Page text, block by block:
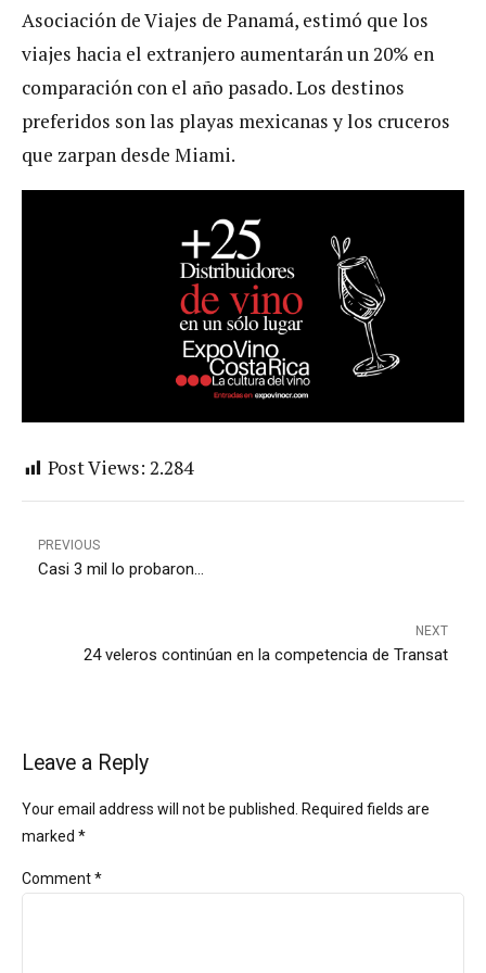
Asociación de Viajes de Panamá, estimó que los
viajes hacia el extranjero aumentarán un 20% en
comparación con el año pasado. Los destinos
preferidos son las playas mexicanas y los cruceros
que zarpan desde Miami.
Post Views: 2.284
PREVIOUS
Casi 3 mil lo probaron...
NEXT
24 veleros continúan en la competencia de Transat
Leave a Reply
Your email address will not be published. Required fields are
marked *
Comment*